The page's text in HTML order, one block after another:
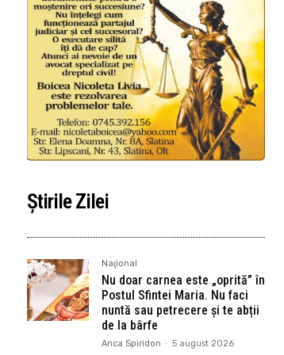
Știrile Zilei
Naţional
Nu doar carnea este „oprită” în
Postul Sfintei Maria. Nu faci
nuntă sau petrecere și te abții
de la bârfe
Anca Spiridon - 5 august 2026